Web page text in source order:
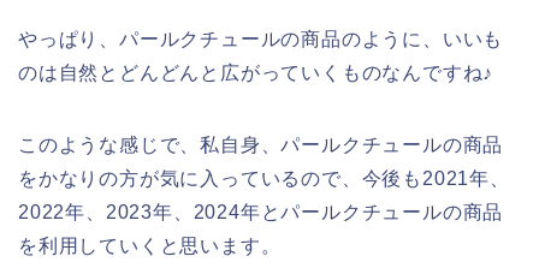
やっぱり、パールクチュールの商品のように、いいも
のは自然とどんどんと広がっていくものなんですね♪
このような感じで、私自身、パールクチュールの商品
をかなりの方が気に入っているので、今後も2021年、
2022年、2023年、2024年とパールクチュールの商品
を利用していくと思います。